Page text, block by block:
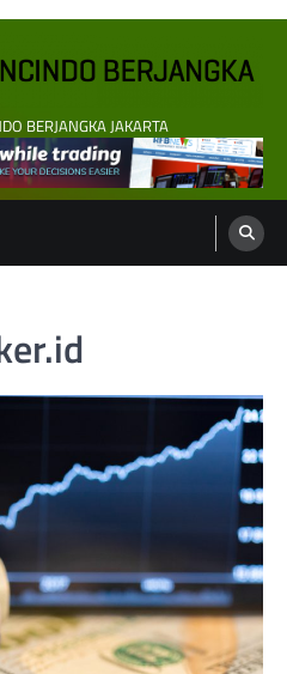
BERJANGKA JAKARTA